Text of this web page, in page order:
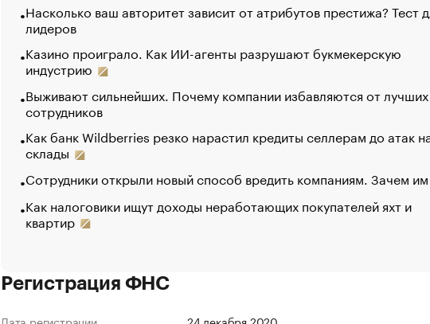
Насколько ваш авторитет зависит от атрибутов престижа? Тест
лидеров
Казино проиграло. Как ИИ-агенты разрушают букмекерскую
индустрию
Выживают сильнейших. Почему компании избавляются от лучших
сотрудников
Как банк Wildberries резко нарастил кредиты селлерам до атак
склады
Сотрудники открыли новый способ вредить компаниям. Зачем
Как налоговики ищут доходы неработающих покупателей яхт и
квартир
Регистрация ФНС